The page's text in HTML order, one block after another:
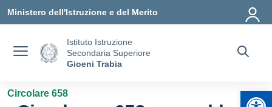
Ministero dell'Istruzione e del Merito
Istituto Istruzione
Secondaria Superiore
Gioeni Trabia
Circolare 658